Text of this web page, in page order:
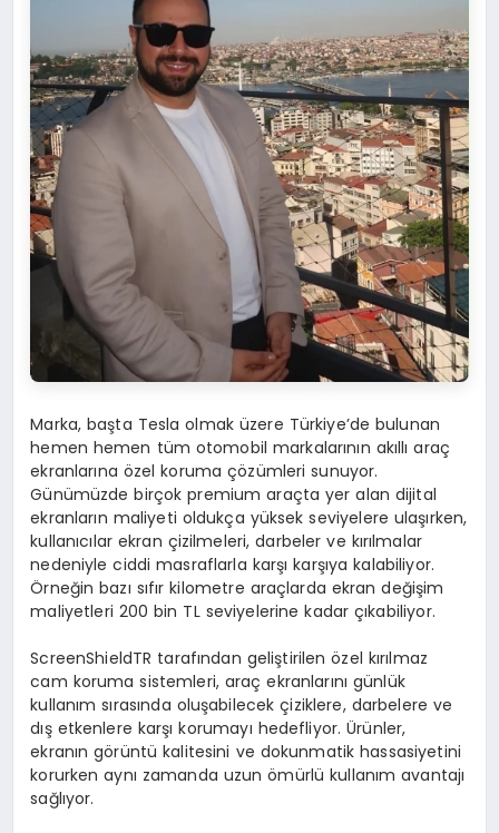
Marka, başta Tesla olmak üzere Türkiye’de bulunan
hemen hemen tüm otomobil markalarının akıllı araç
ekranlarına özel koruma çözümleri sunuyor.
Günümüzde birçok premium araçta yer alan dijital
ekranların maliyeti oldukça yüksek seviyelere ulaşırken,
kullanıcılar ekran çizilmeleri, darbeler ve kırılmalar
nedeniyle ciddi masraflarla karşı karşıya kalabiliyor.
Örneğin bazı sıfır kilometre araçlarda ekran değişim
maliyetleri 200 bin TL seviyelerine kadar çıkabiliyor.
ScreenShieldTR tarafından geliştirilen özel kırılmaz
cam koruma sistemleri, araç ekranlarını günlük
kullanım sırasında oluşabilecek çiziklere, darbelere ve
dış etkenlere karşı korumayı hedefliyor. Ürünler,
ekranın görüntü kalitesini ve dokunmatik hassasiyetini
korurken aynı zamanda uzun ömürlü kullanım avantajı
sağlıyor.